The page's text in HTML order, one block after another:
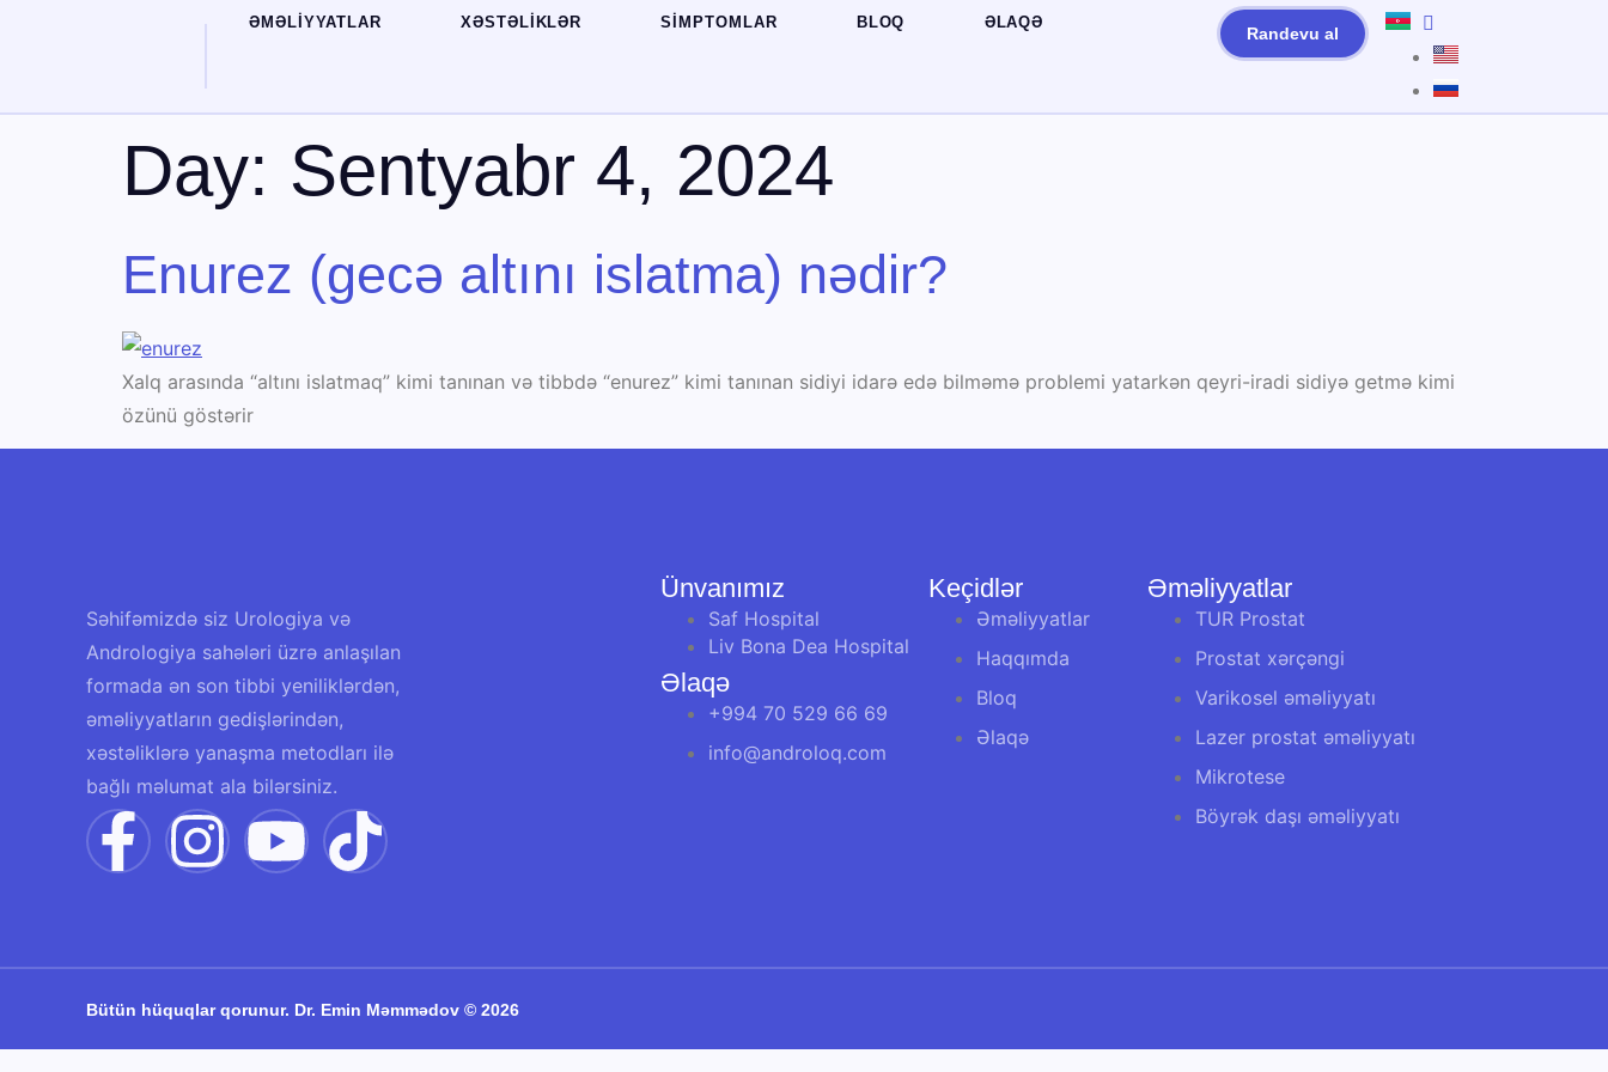
ƏMƏLİYYATLAR XƏSTƏLİKLƏR SIMPTOMLAR BLOQ ƏLAQƏ
Randevu al
Day: Sentyabr 4, 2024
Enurez (gecə altını islatma) nədir?
Xalq arasında “altını islatmaq” kimi tanınan və tibbdə “enurez” kimi tanınan sidiyi idarə edə bilməmə problemi yatarkən qeyri-iradi sidiyə getmə kimi
özünü göstərir
Səhifəmizdə siz Urologiya və
Andrologiya sahələri üzrə anlaşılan
formada ən son tibbi yeniliklərdən,
əməliyyatların gedişlərindən,
xəstəliklərə yanaşma metodları ilə
bağlı məlumat ala bilərsiniz.
Ünvanımız
Saf Hospital
Liv Bona Dea Hospital
Əlaqə
+994 70 529 66 69
info@androloq.com
Keçidlər
Əməliyyatlar
Haqqımda
Bloq
Əlaqə
Əməliyyatlar
TUR Prostat
Prostat xərçəngi
Varikosel əməliyyatı
Lazer prostat əməliyyatı
Mikrotese
Böyrək daşı əməliyyatı
Bütün hüquqlar qorunur. Dr. Emin Məmmədov © 2026